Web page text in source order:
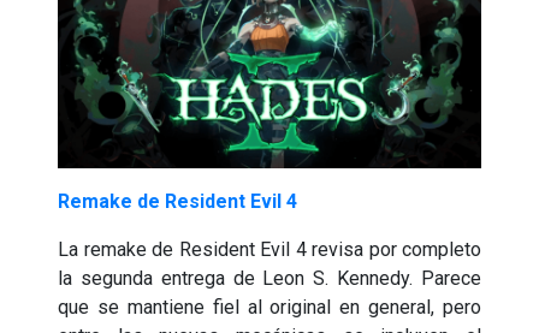
Remake de Resident Evil 4
La remake de Resident Evil 4 revisa por completo
la segunda entrega de Leon S. Kennedy. Parece
que se mantiene fiel al original en general, pero